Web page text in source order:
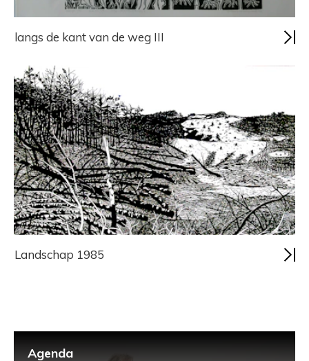
langs de kant van de weg III
Landschap 1985
Agenda